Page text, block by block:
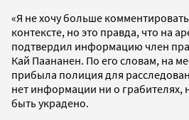
«Я не хочу больше
контексте, но это правда, что на
подтвердил информацию член
Кай Паананен. По его словам, на
прибыла полиция для
нет информации ни о грабителях,
быть украдено.